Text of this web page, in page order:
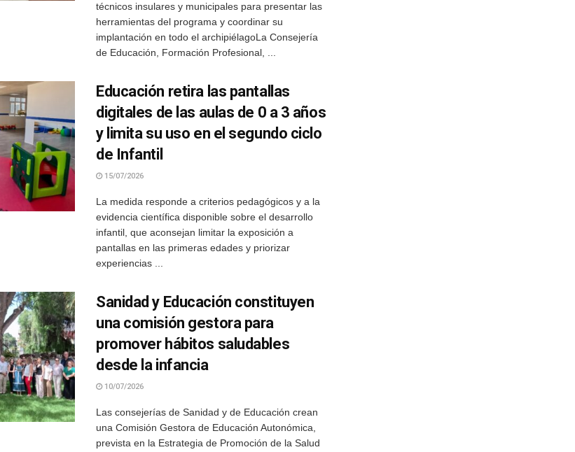
técnicos insulares y municipales para presentar las
herramientas del programa y coordinar su
implantación en todo el archipiélagoLa Consejería
de Educación, Formación Profesional, ...
Educación retira las pantallas
digitales de las aulas de 0 a 3 años
y limita su uso en el segundo ciclo
de Infantil
15/07/2026
La medida responde a criterios pedagógicos y a la
evidencia científica disponible sobre el desarrollo
infantil, que aconsejan limitar la exposición a
pantallas en las primeras edades y priorizar
experiencias ...
Sanidad y Educación constituyen
una comisión gestora para
promover hábitos saludables
desde la infancia
10/07/2026
Las consejerías de Sanidad y de Educación crean
una Comisión Gestora de Educación Autonómica,
prevista en la Estrategia de Promoción de la Salud